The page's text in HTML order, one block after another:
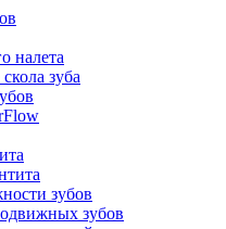
налета
зуба
зубов
зубов